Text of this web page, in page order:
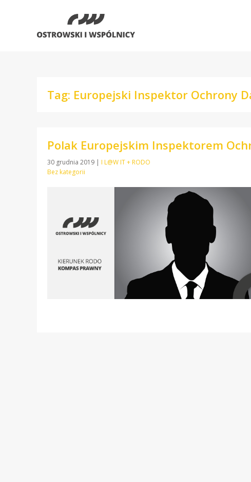
Tag: Europejski Inspektor Ochrony
Polak Europejskim Inspektorem
30 grudnia 2019 | I L@W IT + RODO
Bez kategorii